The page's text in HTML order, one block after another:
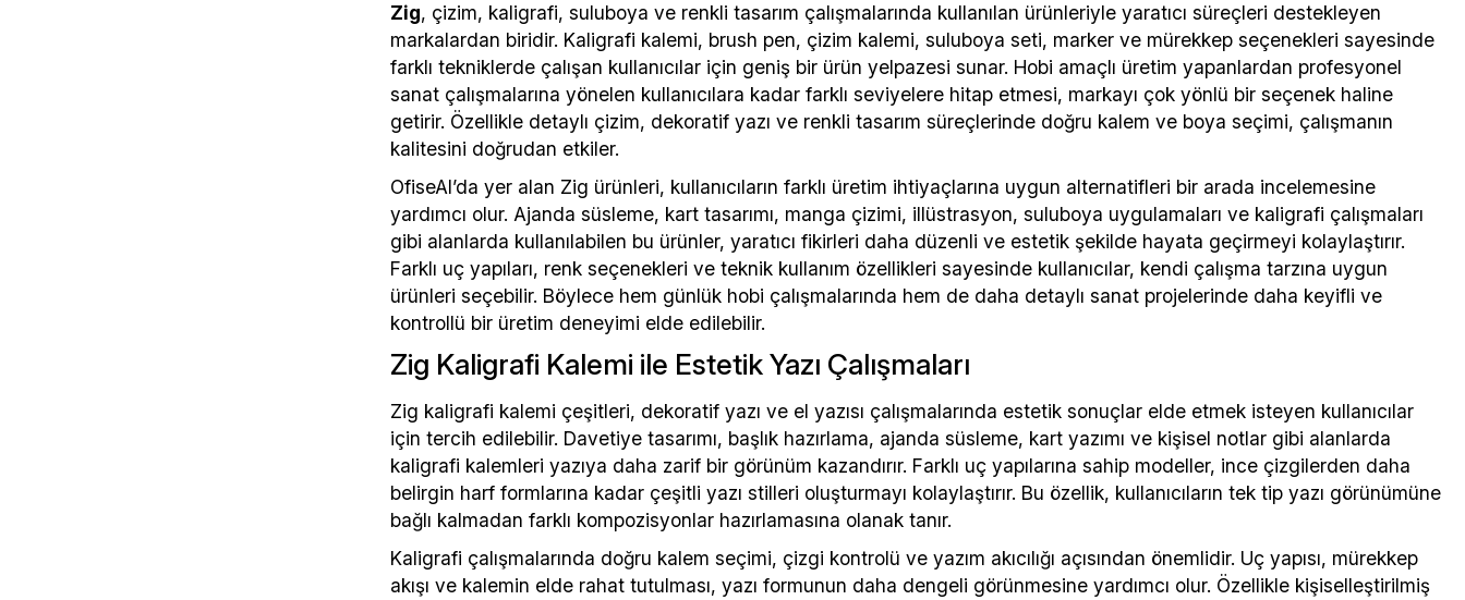
Zig, çizim, kaligrafi, suluboya ve renkli tasarım çalışmalarında kullanılan ürünleriyle yaratıcı süreçleri destekleyen
markalardan biridir. Kaligrafi kalemi, brush pen, çizim kalemi, suluboya seti, marker ve mürekkep seçenekleri sayesinde
farklı tekniklerde çalışan kullanıcılar için geniş bir ürün yelpazesi sunar. Hobi amaçlı üretim yapanlardan profesyonel
sanat çalışmalarına yönelen kullanıcılara kadar farklı seviyelere hitap etmesi, markayı çok yönlü bir seçenek haline
getirir. Özellikle detaylı çizim, dekoratif yazı ve renkli tasarım süreçlerinde doğru kalem ve boya seçimi, çalışmanın
kalitesini doğrudan etkiler.
OfiseAl’da yer alan Zig ürünleri, kullanıcıların farklı üretim ihtiyaçlarına uygun alternatifleri bir arada incelemesine
yardımcı olur. Ajanda süsleme, kart tasarımı, manga çizimi, illüstrasyon, suluboya uygulamaları ve kaligrafi çalışmaları
gibi alanlarda kullanılabilen bu ürünler, yaratıcı fikirleri daha düzenli ve estetik şekilde hayata geçirmeyi kolaylaştırır.
Farklı uç yapıları, renk seçenekleri ve teknik kullanım özellikleri sayesinde kullanıcılar, kendi çalışma tarzına uygun
ürünleri seçebilir. Böylece hem günlük hobi çalışmalarında hem de daha detaylı sanat projelerinde daha keyifli ve
kontrollü bir üretim deneyimi elde edilebilir.
Zig Kaligrafi Kalemi ile Estetik Yazı Çalışmaları
Zig kaligrafi kalemi çeşitleri, dekoratif yazı ve el yazısı çalışmalarında estetik sonuçlar elde etmek isteyen kullanıcılar
için tercih edilebilir. Davetiye tasarımı, başlık hazırlama, ajanda süsleme, kart yazımı ve kişisel notlar gibi alanlarda
kaligrafi kalemleri yazıya daha zarif bir görünüm kazandırır. Farklı uç yapılarına sahip modeller, ince çizgilerden daha
belirgin harf formlarına kadar çeşitli yazı stilleri oluşturmayı kolaylaştırır. Bu özellik, kullanıcıların tek tip yazı görünümüne
bağlı kalmadan farklı kompozisyonlar hazırlamasına olanak tanır.
Kaligrafi çalışmalarında doğru kalem seçimi, çizgi kontrolü ve yazım akıcılığı açısından önemlidir. Uç yapısı, mürekkep
akışı ve kalemin elde rahat tutulması, yazı formunun daha dengeli görünmesine yardımcı olur. Özellikle kişiselleştirilmiş